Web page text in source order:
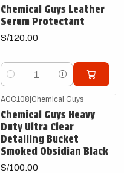
Chemical Guys Leather
Serum Protectant
S/120.00
Cantidad
ACC108|Chemical Guys
Chemical Guys Heavy
Duty Ultra Clear
Detailing Bucket
Smoked Obsidian Black
S/100.00